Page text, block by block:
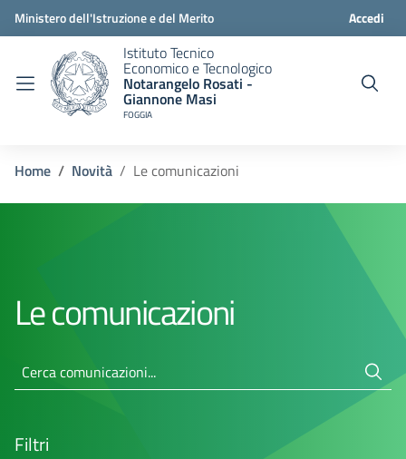
Ministero dell'Istruzione e del Merito Accedi
Istituto Tecnico
Economico e Tecnologico
Notarangelo Rosati -
Giannone Masi
FOGGIA
Home Novità Le comunicazioni
Le comunicazioni
Cerca comunicazioni...
Filtri